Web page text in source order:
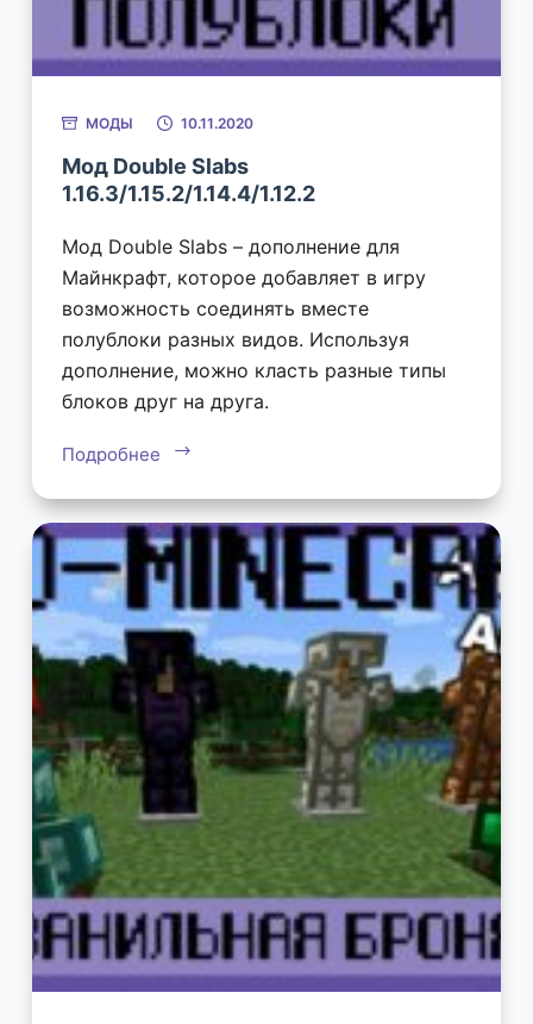
МОДЫ 10.11.2020
Мод Double Slabs
1.16.3/1.15.2/1.14.4/1.12.2
Мод Double Slabs – дополнение для
Майнкрафт, которое добавляет в игру
возможность соединять вместе
полублоки разных видов. Используя
дополнение, можно класть разные типы
блоков друг на друга.
Подробнее